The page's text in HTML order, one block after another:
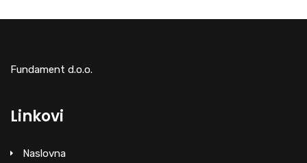
Fundament d.o.o.
Linkovi
Naslovna